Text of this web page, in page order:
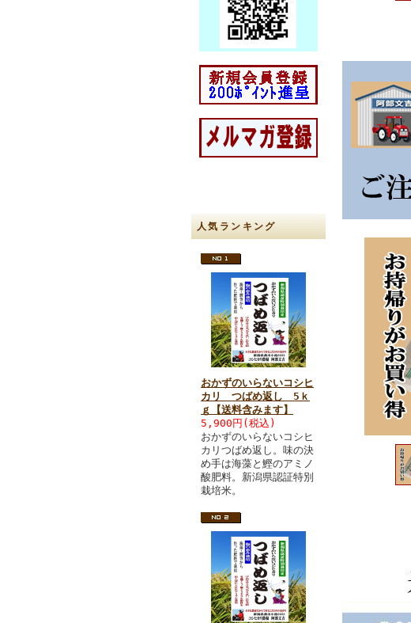
人気ランキング
おかずのいらないコシヒ
カリ つばめ返し 5ｋ
ｇ【送料含みます】
5,900円(税込)
おかずのいらないコシヒ
カリつばめ返し。味の決
め手は海藻と鰹のアミノ
酸肥料。新潟県認証特別
栽培米。